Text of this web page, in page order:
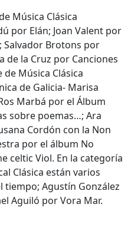
Música Clásica
por Elán; Joan Valent por
Salvador Brotons por
de la Cruz por Canciones
Música Clásica
de Galicia- Marisa
Marbá por el Álbum
sobre poemas…; Ara
Cordón con la Non
por el álbum No
celtic Viol. En la categoría
Clásica están varios
tiempo; Agustín González
Aguiló por Vora Mar.